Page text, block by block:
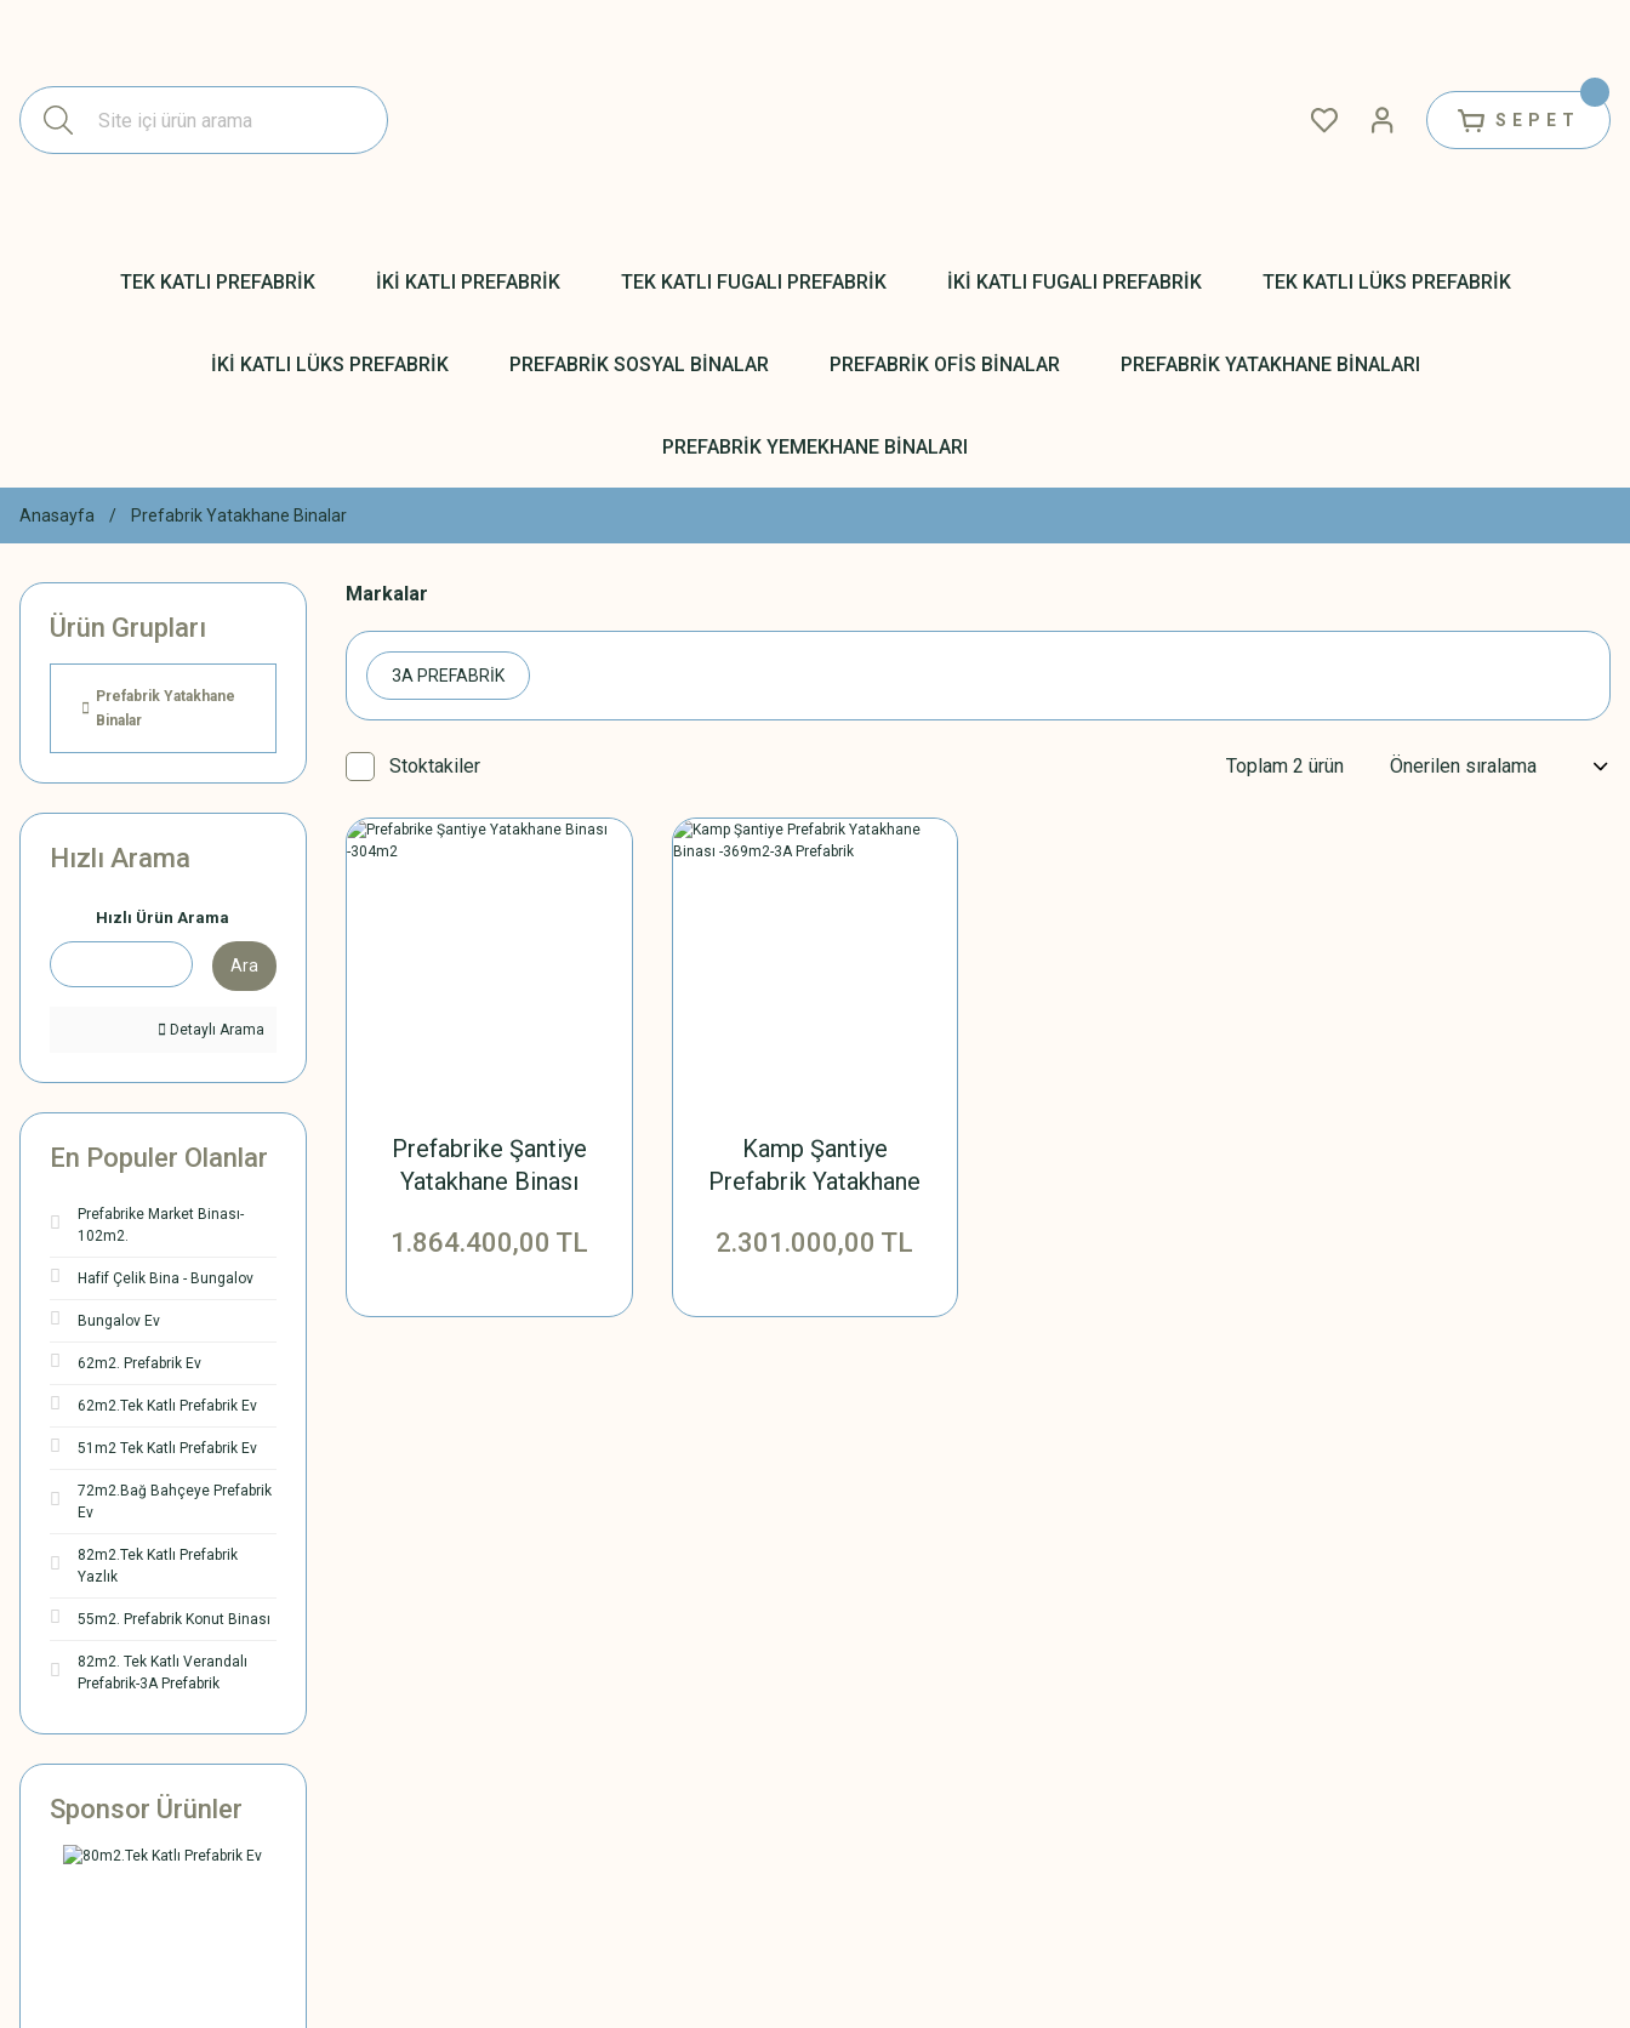
SEPET
TEK KATLI PREFABRİK İKİ KATLI PREFABRİK TEK KATLI FUGALI PREFABRİK İKİ KATLI FUGALI PREFABRİK TEK KATLI LÜKS PREFABRİK
İKİ KATLI LÜKS PREFABRİK PREFABRİK SOSYAL BİNALAR PREFABRİK OFİS BİNALAR PREFABRİK YATAKHANE BİNALARI
PREFABRİK YEMEKHANE BİNALARI
Anasayfa Prefabrik Yatakhane Binalar
Ürün Grupları
Prefabrik Yatakhane
Binalar
Hızlı Arama
Hızlı Ürün Arama
Ara
Detaylı Arama
En Populer Olanlar
Prefabrike Market Binası-
102m2.
Hafif Çelik Bina - Bungalov
Bungalov Ev
62m2. Prefabrik Ev
62m2.Tek Katlı Prefabrik Ev
51m2 Tek Katlı Prefabrik Ev
72m2.Bağ Bahçeye Prefabrik
Ev
82m2.Tek Katlı Prefabrik
Yazlık
55m2. Prefabrik Konut Binası
82m2. Tek Katlı Verandalı
Prefabrik-3A Prefabrik
Sponsor Ürünler
Markalar
3A PREFABRİK
Stoktakiler Toplam 2 ürün
Prefabrike Şantiye
Yatakhane Binası
1.864.400,00 TL
Kamp Şantiye
Prefabrik Yatakhane
Prefabrik
2.301.000,00 TL